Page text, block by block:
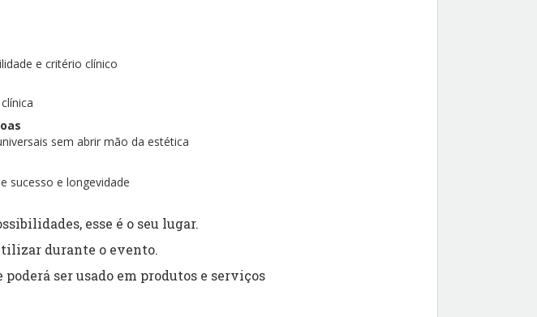
e critério clínico
sem abrir mão da estética
sucesso e longevidade
esse é o seu lugar.
durante o evento.
ser usado em produtos e serviços